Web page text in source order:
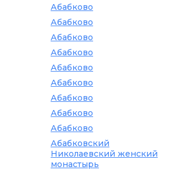
Абабково
Абабково
Абабково
Абабково
Абабково
Абабково
Абабково
Абабково
Абабково
Абабковский
Николаевский женский
монастырь